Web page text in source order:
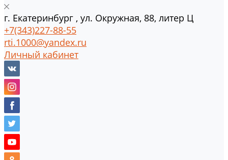
г. Екатеринбург , ул. Окружная, 88, литер Ц
+7(343)227-88-55
rti.1000@yandex.ru
Личный кабинет